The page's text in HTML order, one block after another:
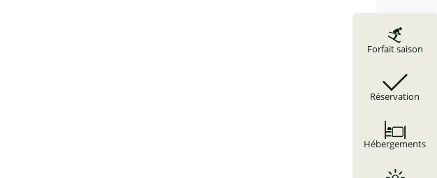
Forfait saison
Réservation
Hébergements